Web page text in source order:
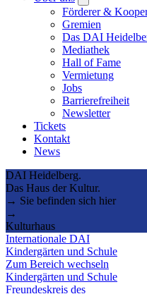
submenu
Förderer &
Gremien
Das DAI
Mediathek
Hall of Fame
Vermietung
Jobs
Barrierefreiheit
Newsletter
Tickets
Kontakt
News
DAI Heidelberg.
Das Haus der Kultur.
→ Sie befinden sich hier
→
Kulturhaus
Internationale DAI
Kindergärten und Schule
Zum Bereich wechseln
Kindergärten und Schule
Freundeskreis des